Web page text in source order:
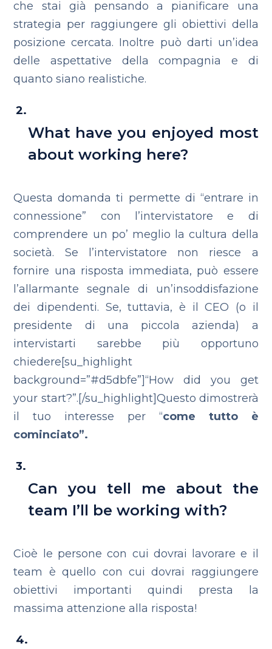
che stai già pensando a pianificare una
strategia per raggiungere gli obiettivi della
posizione cercata. Inoltre può darti un’idea
delle aspettative della compagnia e di
quanto siano realistiche.
What have you enjoyed most
about working here?
Questa domanda ti permette di “entrare in
connessione” con l’intervistatore e di
comprendere un po’ meglio la cultura della
società. Se l’intervistatore non riesce a
fornire una risposta immediata, può essere
l’allarmante segnale di un’insoddisfazione
dei dipendenti. Se, tuttavia, è il CEO (o il
presidente di una piccola azienda) a
intervistarti sarebbe più opportuno
chiedere[su_highlight
background=”#d5dbfe”]“How did you get
your start?”.[/su_highlight]Questo dimostrerà
il tuo interesse per “come tutto è
cominciato”.
Can you tell me about the
team I’ll be working with?
Cioè le persone con cui dovrai lavorare e il
team è quello con cui dovrai raggiungere
obiettivi importanti quindi presta la
massima attenzione alla risposta!